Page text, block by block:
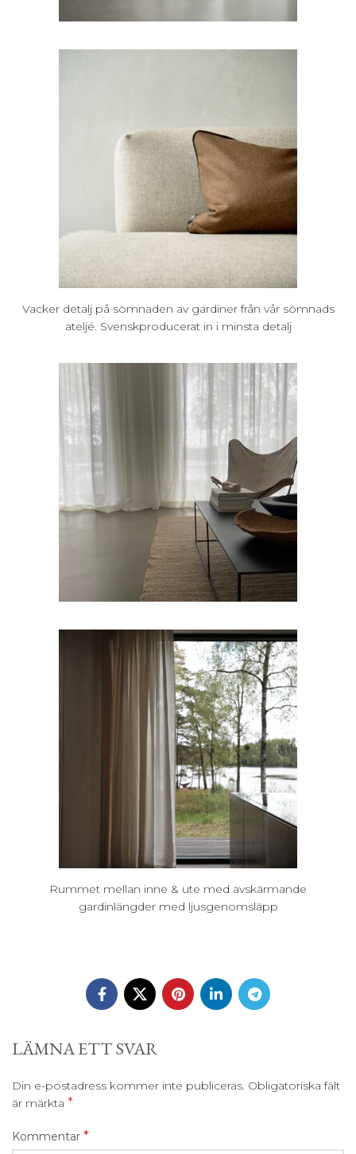
Vacker detalj på sömnaden av gardiner från vår sömnads
ateljé. Svenskproducerat in i minsta detalj
Rummet mellan inne & ute med avskärmande
gardinlängder med ljusgenomsläpp
LÄMNA ETT SVAR
Din e-postadress kommer inte publiceras. Obligatoriska fält
är märkta *
Kommentar *